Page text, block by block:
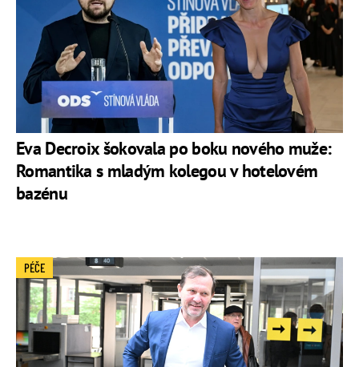
Eva Decroix šokovala po boku nového muže:
Romantika s mladým kolegou v hotelovém
bazénu
PÉČE